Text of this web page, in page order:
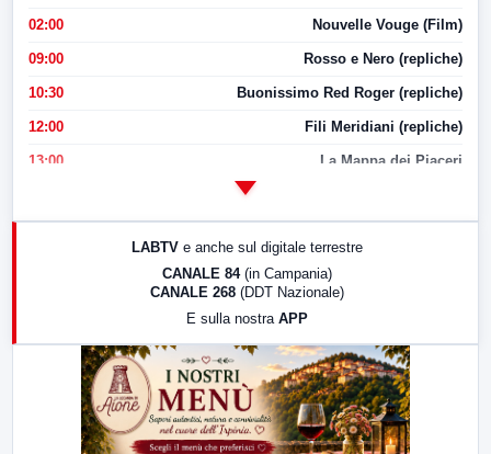
02:00 Nouvelle Vouge (Film)
09:00 Rosso e Nero (repliche)
10:30 Buonissimo Red Roger (repliche)
12:00 Fili Meridiani (repliche)
13:00 La Mappa dei Piaceri
LabNews (replica)
LABTV e anche sul digitale terrestre
CANALE 84 (in Campania)
CANALE 268 (DDT Nazionale)
E sulla nostra APP